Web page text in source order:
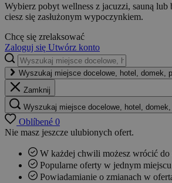
Wybierz pobyt wellness z jacuzzi, sauną lub
ciesz się zasłużonym wypoczynkiem.
Chcę się zrelaksować
Zaloguj się Utwórz konto
Wyszukaj miejsce docelowe, hotel, domek,
Zamknij
Wyszukaj miejsce docelowe, hotel,
Oblíbené 0
Nie masz jeszcze ulubionych ofert.
W każdej chwili możesz wrócić do
Popularne oferty w jednym miejscu
Powiadamianie o zmianach w